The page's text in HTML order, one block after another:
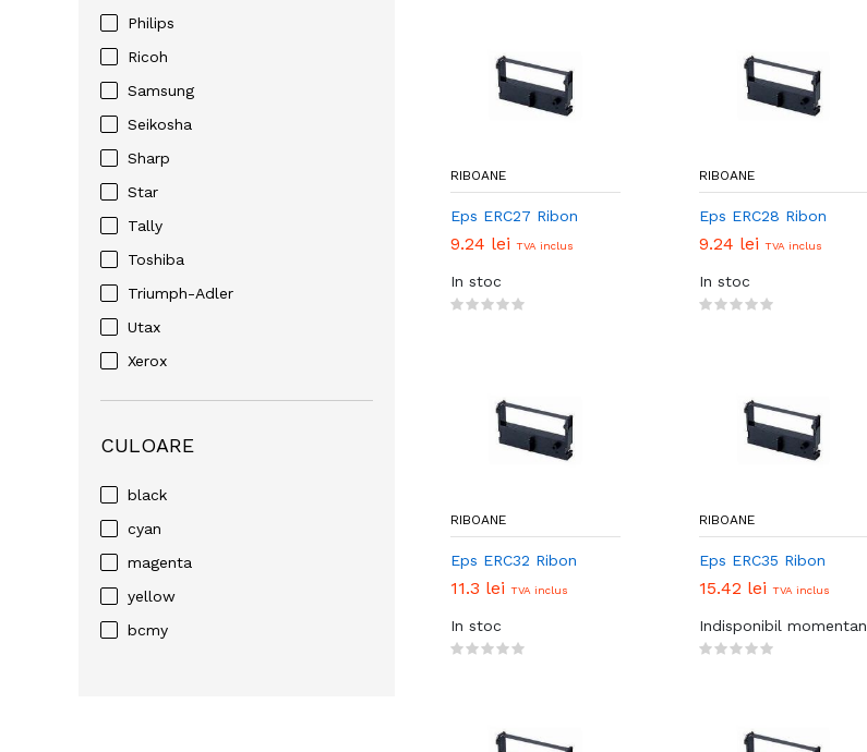
Philips
Ricoh
Samsung
Seikosha
Sharp
Star
Tally
Toshiba
Triumph-Adler
Utax
Xerox
CULOARE
black
cyan
magenta
yellow
bcmy
RIBOANE
Eps ERC27 Ribon
9.24 lei TVA inclus
In stoc
RIBOANE
Eps ERC28 Ribon
9.24 lei TVA inclus
In stoc
RIBOANE
Eps ERC32 Ribon
11.3 lei TVA inclus
In stoc
RIBOANE
Eps ERC35 Ribon
15.42 lei TVA inclus
Indisponibil momentan